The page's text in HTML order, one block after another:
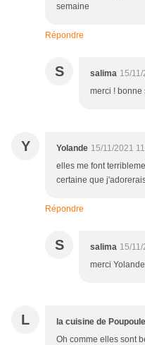
semaine
Répondre
S salima 15/
merci ! bonne
Y Yolande 15/11/2021
elles me font
certaine que
Répondre
S salima 15/11/
merci
L la cuisine de Poupoule
Oh comme elles sont